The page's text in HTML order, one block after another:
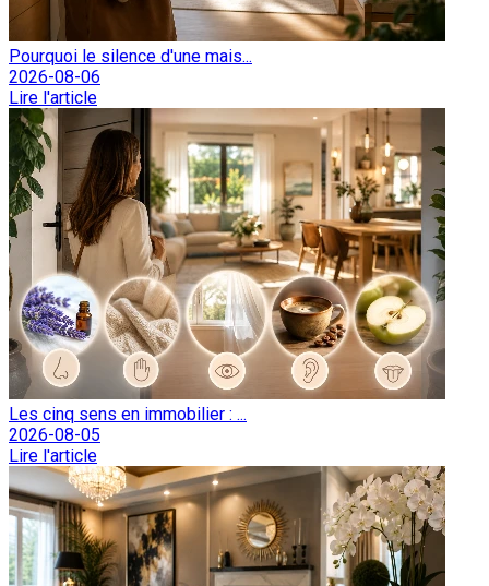
Pourquoi le silence d'une mais...
2026-08-06
Lire l'article
Les cinq sens en immobilier : ...
2026-08-05
Lire l'article